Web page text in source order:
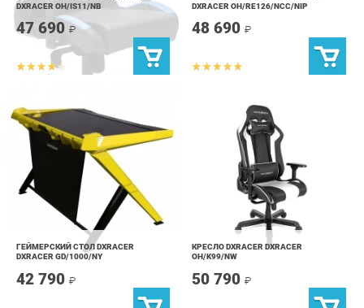
ГЕЙМЕРСКИЙ СТОЛ DXRACER
DXRACER GD/1000/NY
КРЕСЛО DXRACER DXRACER
50 790₽